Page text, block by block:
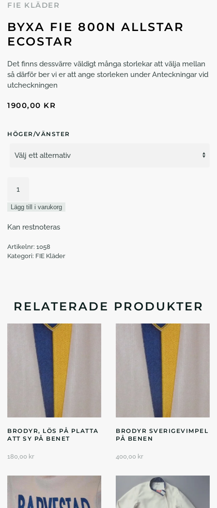
FIE KLÄDER
BYXA FIE 800N ALLSTAR
ECOSTAR
Det finns dessvärre väldigt många storlekar att välja mellan
så därför ber vi er att ange storleken under Anteckningar vid
utcheckningen
1900,00 KR
HÖGER/VÄNSTER
FIE
800N
Ecostar
Lägg till i varukorg
Kan restnoteras
Artikelnr: 1058
Kategori: FIE Kläder
RELATERADE PRODUKTER
BRODYR, LÖS PÅ PLATTA
ATT SY PÅ BENET
180,00 kr
BRODYR SVERIGEVIMPEL
PÅ BENEN
400,00 kr